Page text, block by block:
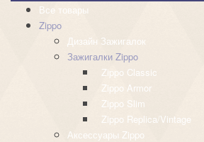
Все товары
Zippo
Дизайн Зажигалок
Зажигалки Zippo
Zippo Classic
Zippo Armor
Zippo Slim
Zippo Replica/Vintage
Аксессуары Zippo